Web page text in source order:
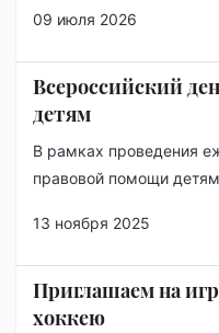
09 июля 2026
Всероссийский
детям
В рамках проведения
правовой помощи
13 ноября 2025
Приглашаем на
хоккею